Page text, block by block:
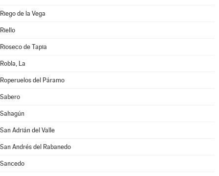
Riego de la Vega
Riello
Rioseco de Tapia
Robla, La
Roperuelos del Páramo
Sabero
Sahagún
San Adrián del Valle
San Andrés del Rabanedo
Sancedo